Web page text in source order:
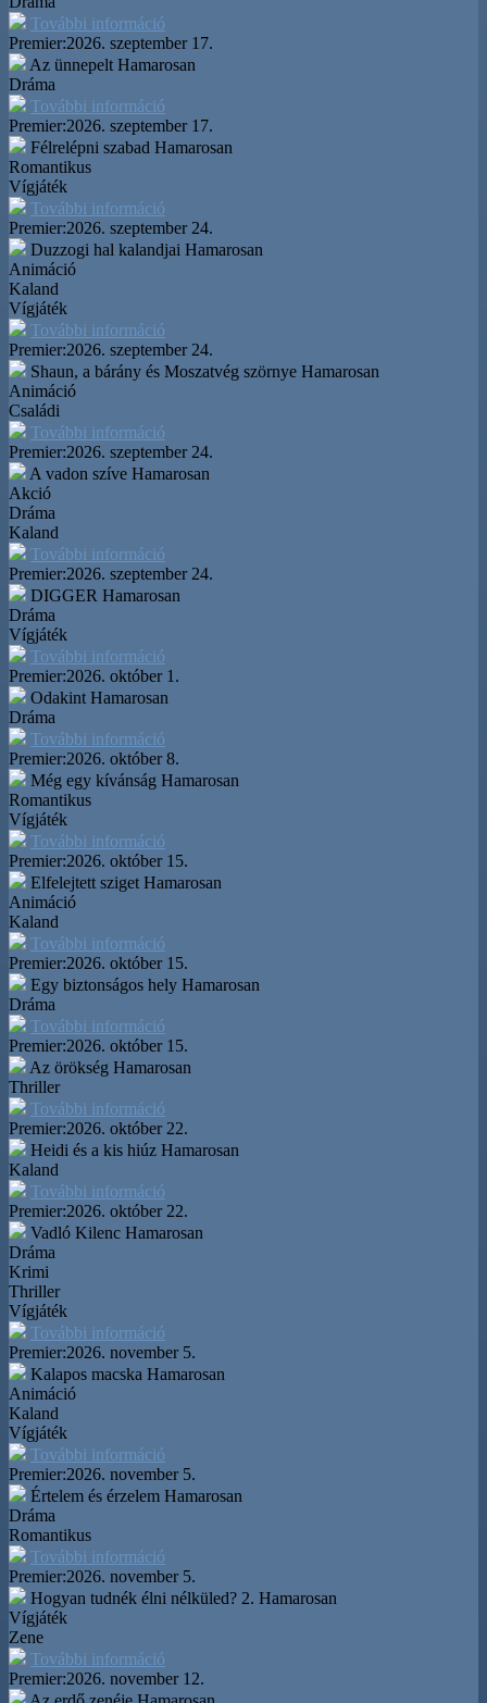
További információ
Premier:2026. szeptember 17.
Az ünnepelt Hamarosan
Dráma
További információ
Premier:2026. szeptember 17.
Félrelépni szabad Hamarosan
Romantikus
Vígjáték
További információ
Premier:2026. szeptember 24.
Duzzogi hal kalandjai Hamarosan
Animáció
Kaland
Vígjáték
További információ
Premier:2026. szeptember 24.
Shaun, a bárány és Moszatvég szörnye Hamarosan
Animáció
Családi
További információ
Premier:2026. szeptember 24.
A vadon szíve Hamarosan
Akció
Dráma
Kaland
További információ
Premier:2026. szeptember 24.
DIGGER Hamarosan
Dráma
Vígjáték
További információ
Premier:2026. október 1.
Odakint Hamarosan
Dráma
További információ
Premier:2026. október 8.
Még egy kívánság Hamarosan
Romantikus
Vígjáték
További információ
Premier:2026. október 15.
Elfelejtett sziget Hamarosan
Animáció
Kaland
További információ
Premier:2026. október 15.
Egy biztonságos hely Hamarosan
Dráma
További információ
Premier:2026. október 15.
Az örökség Hamarosan
Thriller
További információ
Premier:2026. október 22.
Heidi és a kis hiúz Hamarosan
Kaland
További információ
Premier:2026. október 22.
Vadló Kilenc Hamarosan
Dráma
Krimi
Thriller
Vígjáték
További információ
Premier:2026. november 5.
Kalapos macska Hamarosan
Animáció
Kaland
Vígjáték
További információ
Premier:2026. november 5.
Értelem és érzelem Hamarosan
Dráma
Romantikus
További információ
Premier:2026. november 5.
Hogyan tudnék élni nélküled? 2. Hamarosan
Vígjáték
Zene
További információ
Premier:2026. november 12.